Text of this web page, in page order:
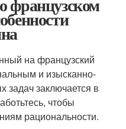
французском
на французский
и изысканно-
задач заключается в
чтобы
рациональности.